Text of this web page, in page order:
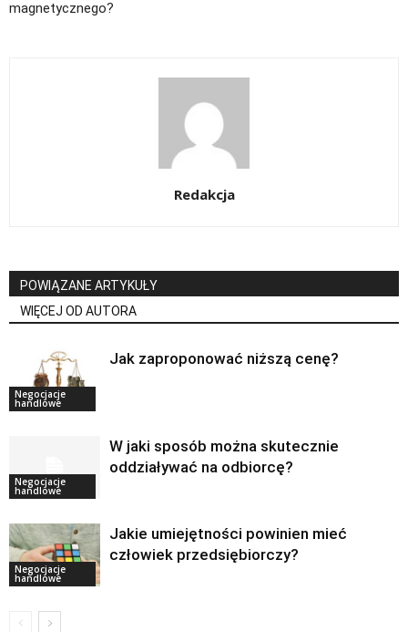
magnetycznego?
Redakcja
POWIĄZANE ARTYKUŁY
WIĘCEJ OD AUTORA
Negocjacje
handlowe
Jak zaproponować niższą cenę?
Negocjacje
handlowe
W jaki sposób można skutecznie
oddziaływać na odbiorcę?
Negocjacje
handlowe
Jakie umiejętności powinien mieć
człowiek przedsiębiorczy?